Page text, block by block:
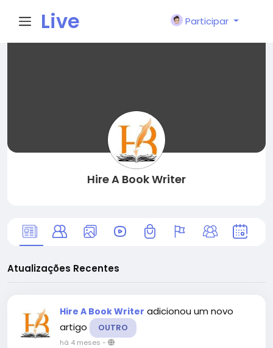
Live
Participar
Hire A Book Writer
Atualizações Recentes
Hire A Book Writer adicionou um novo
artigo
OUTRO
há 4 meses -